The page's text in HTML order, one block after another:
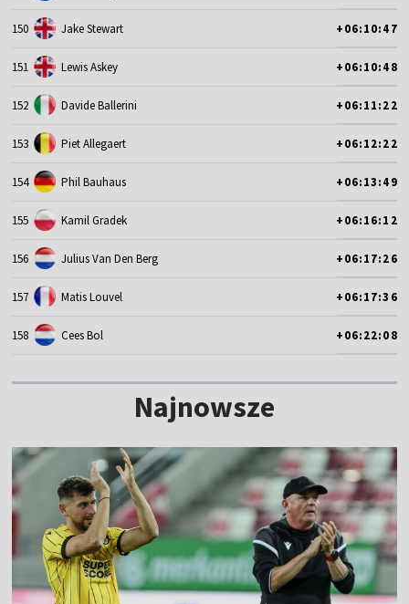
150 Jake Stewart +06:10:47
151 Lewis Askey +06:10:48
152 Davide Ballerini +06:11:22
153 Piet Allegaert +06:12:22
154 Phil Bauhaus +06:13:49
155 Kamil Gradek +06:16:12
156 Julius Van Den Berg +06:17:26
157 Matis Louvel +06:17:36
158 Cees Bol +06:22:08
Najnowsze